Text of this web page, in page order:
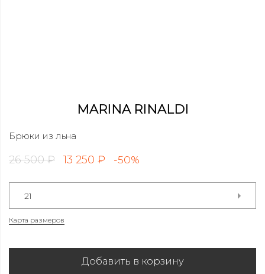
MARINA RINALDI
Брюки из льна
26 500 ₽ 13 250 ₽ -50%
21
Карта размеров
Добавить в корзину